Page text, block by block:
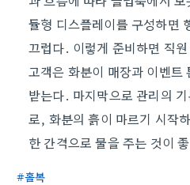
듈형 디스플레이를 구성하면
끄럽다. 이렇게 준비하면 직
고객은 화분이 매장과 이벤트
받는다. 마지막으로 관리의
로, 화분의 흙이 마르기 시작
한 간격으로 물을 주는 것이
홀복